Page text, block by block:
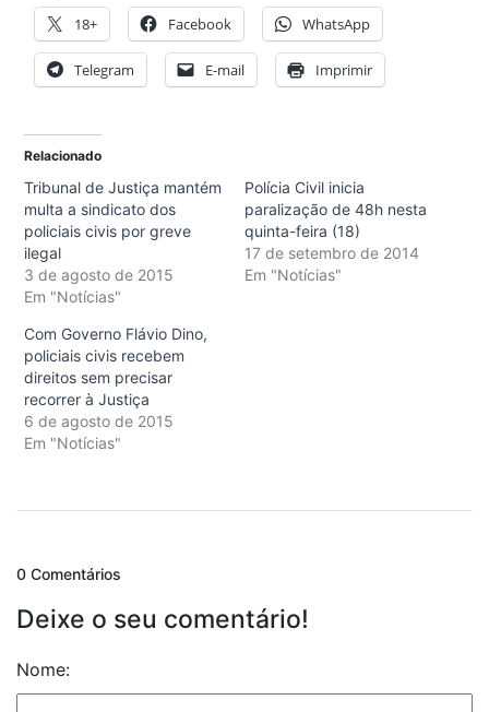
18+ Facebook WhatsApp
Telegram E-mail Imprimir
Relacionado
Tribunal de Justiça mantém
multa a sindicato dos
policiais civis por greve
ilegal
3 de agosto de 2015
Em "Notícias"
Polícia Civil inicia
paralização de 48h nesta
quinta-feira (18)
17 de setembro de 2014
Em "Notícias"
Com Governo Flávio Dino,
policiais civis recebem
direitos sem precisar
recorrer à Justiça
6 de agosto de 2015
Em "Notícias"
0 Comentários
Deixe o seu comentário!
Nome: